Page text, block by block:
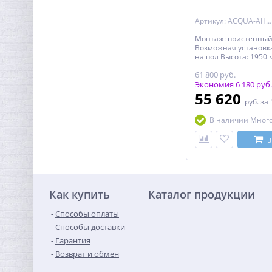
Артикул: ACQUA-AH-1-110/80-C-Cr
Монтаж: пристенный
Возможная
на пол Высота:
универсальная
двери: раздвижная
полотна двери: Сr
(чёрный). Количество
двери: 1 Толщина
8 мм Цвет профиля:
Материал полотна
закаленное стекло
ширины:
Ресурс
61 800 руб.
Экономия 6 180 руб.
55 620 руб. за
В наличии
Как купить
Способы оплаты
Способы доставки
Гарантия
Возврат и обмен
Каталог продукции